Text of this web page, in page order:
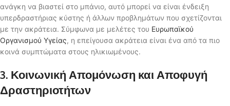
ανάγκη να βιαστεί στο μπάνιο, αυτό μπορεί να είναι ένδειξη
υπερδραστήριας κύστης ή άλλων προβλημάτων που σχετίζονται
με την ακράτεια. Σύμφωνα με μελέτες του Ευρωπαϊκού
Οργανισμού Υγείας, η επείγουσα ακράτεια είναι ένα από τα πιο
κοινά συμπτώματα στους ηλικιωμένους.
3. Κοινωνική Απομόνωση και Αποφυγή
Δραστηριοτήτων